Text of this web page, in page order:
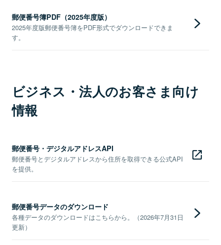
郵便番号簿PDF（2025年度版）
2025年度版郵便番号簿をPDF形式でダウンロードできま
す。
ビジネス・法人のお客さま向け
情報
郵便番号・デジタルアドレスAPI
郵便番号とデジタルアドレスから住所を取得できる公式API
を提供。
郵便番号データのダウンロード
各種データのダウンロードはこちらから。（2026年7月31日
更新）